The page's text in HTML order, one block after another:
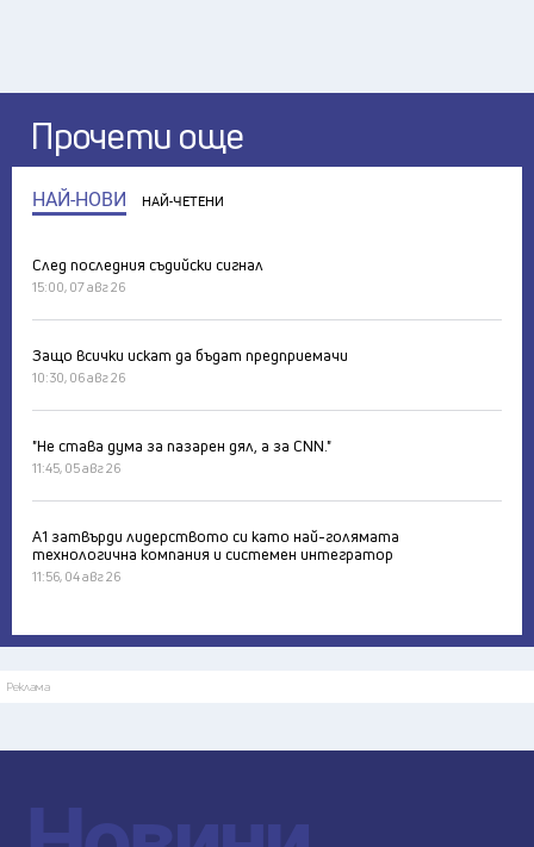
Прочети още
НАЙ-НОВИ НАЙ-ЧЕТЕНИ
След последния съдийски сигнал
15:00, 07 авг 26
Защо всички искат да бъдат предприемачи
10:30, 06 авг 26
"Не става дума за пазарен дял, а за CNN."
11:45, 05 авг 26
А1 затвърди лидерството си като най-голямата
технологична компания и системен интегратор
11:56, 04 авг 26
Реклама